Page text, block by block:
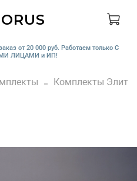
от 20 000 руб. Работаем только С
ЛИЦАМИ и ИП!
Комплекты Элит